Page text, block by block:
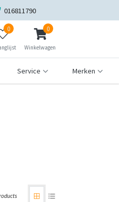
016811790
0 0
Winkelwagen
Service Merken